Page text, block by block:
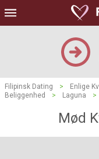
Filipinsk Dating > Enlige
Beliggenhed
> Laguna >
Mød